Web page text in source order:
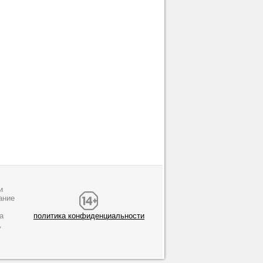
политика конфиденциальности